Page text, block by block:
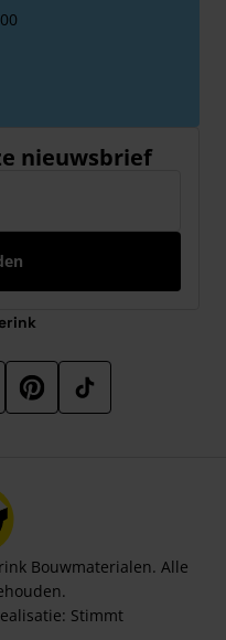
nieuwsbrief
Bouwmaterialen. Alle
Stimmt